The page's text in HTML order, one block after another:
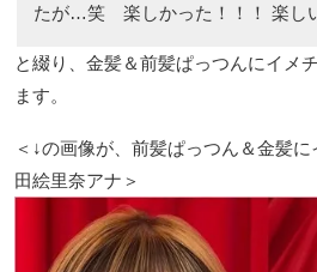
たが…笑 楽しかった！！！ 楽し
と綴り、金髪＆前髪ぱっつんにイメ
ます。
＜↓の画像が、前髪ぱっつん＆金髪
田絵里奈アナ＞